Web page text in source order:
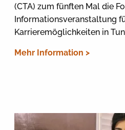
(CTA) zum fünften Mal die
Informationsveranstaltung
Karrieremöglichkeiten in
Mehr Information >